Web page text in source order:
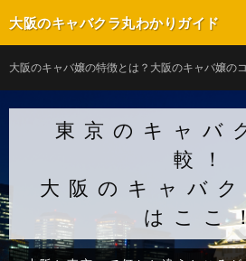
大阪のキャバクラ丸わかりガイド
大阪のキャバ嬢の特徴とは？大阪のキャバ嬢の
東京のキャバ
較！
大阪のキャバ
はここ